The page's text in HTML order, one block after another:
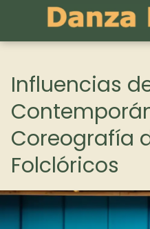
Influencias
Coreografía
Folclóricos